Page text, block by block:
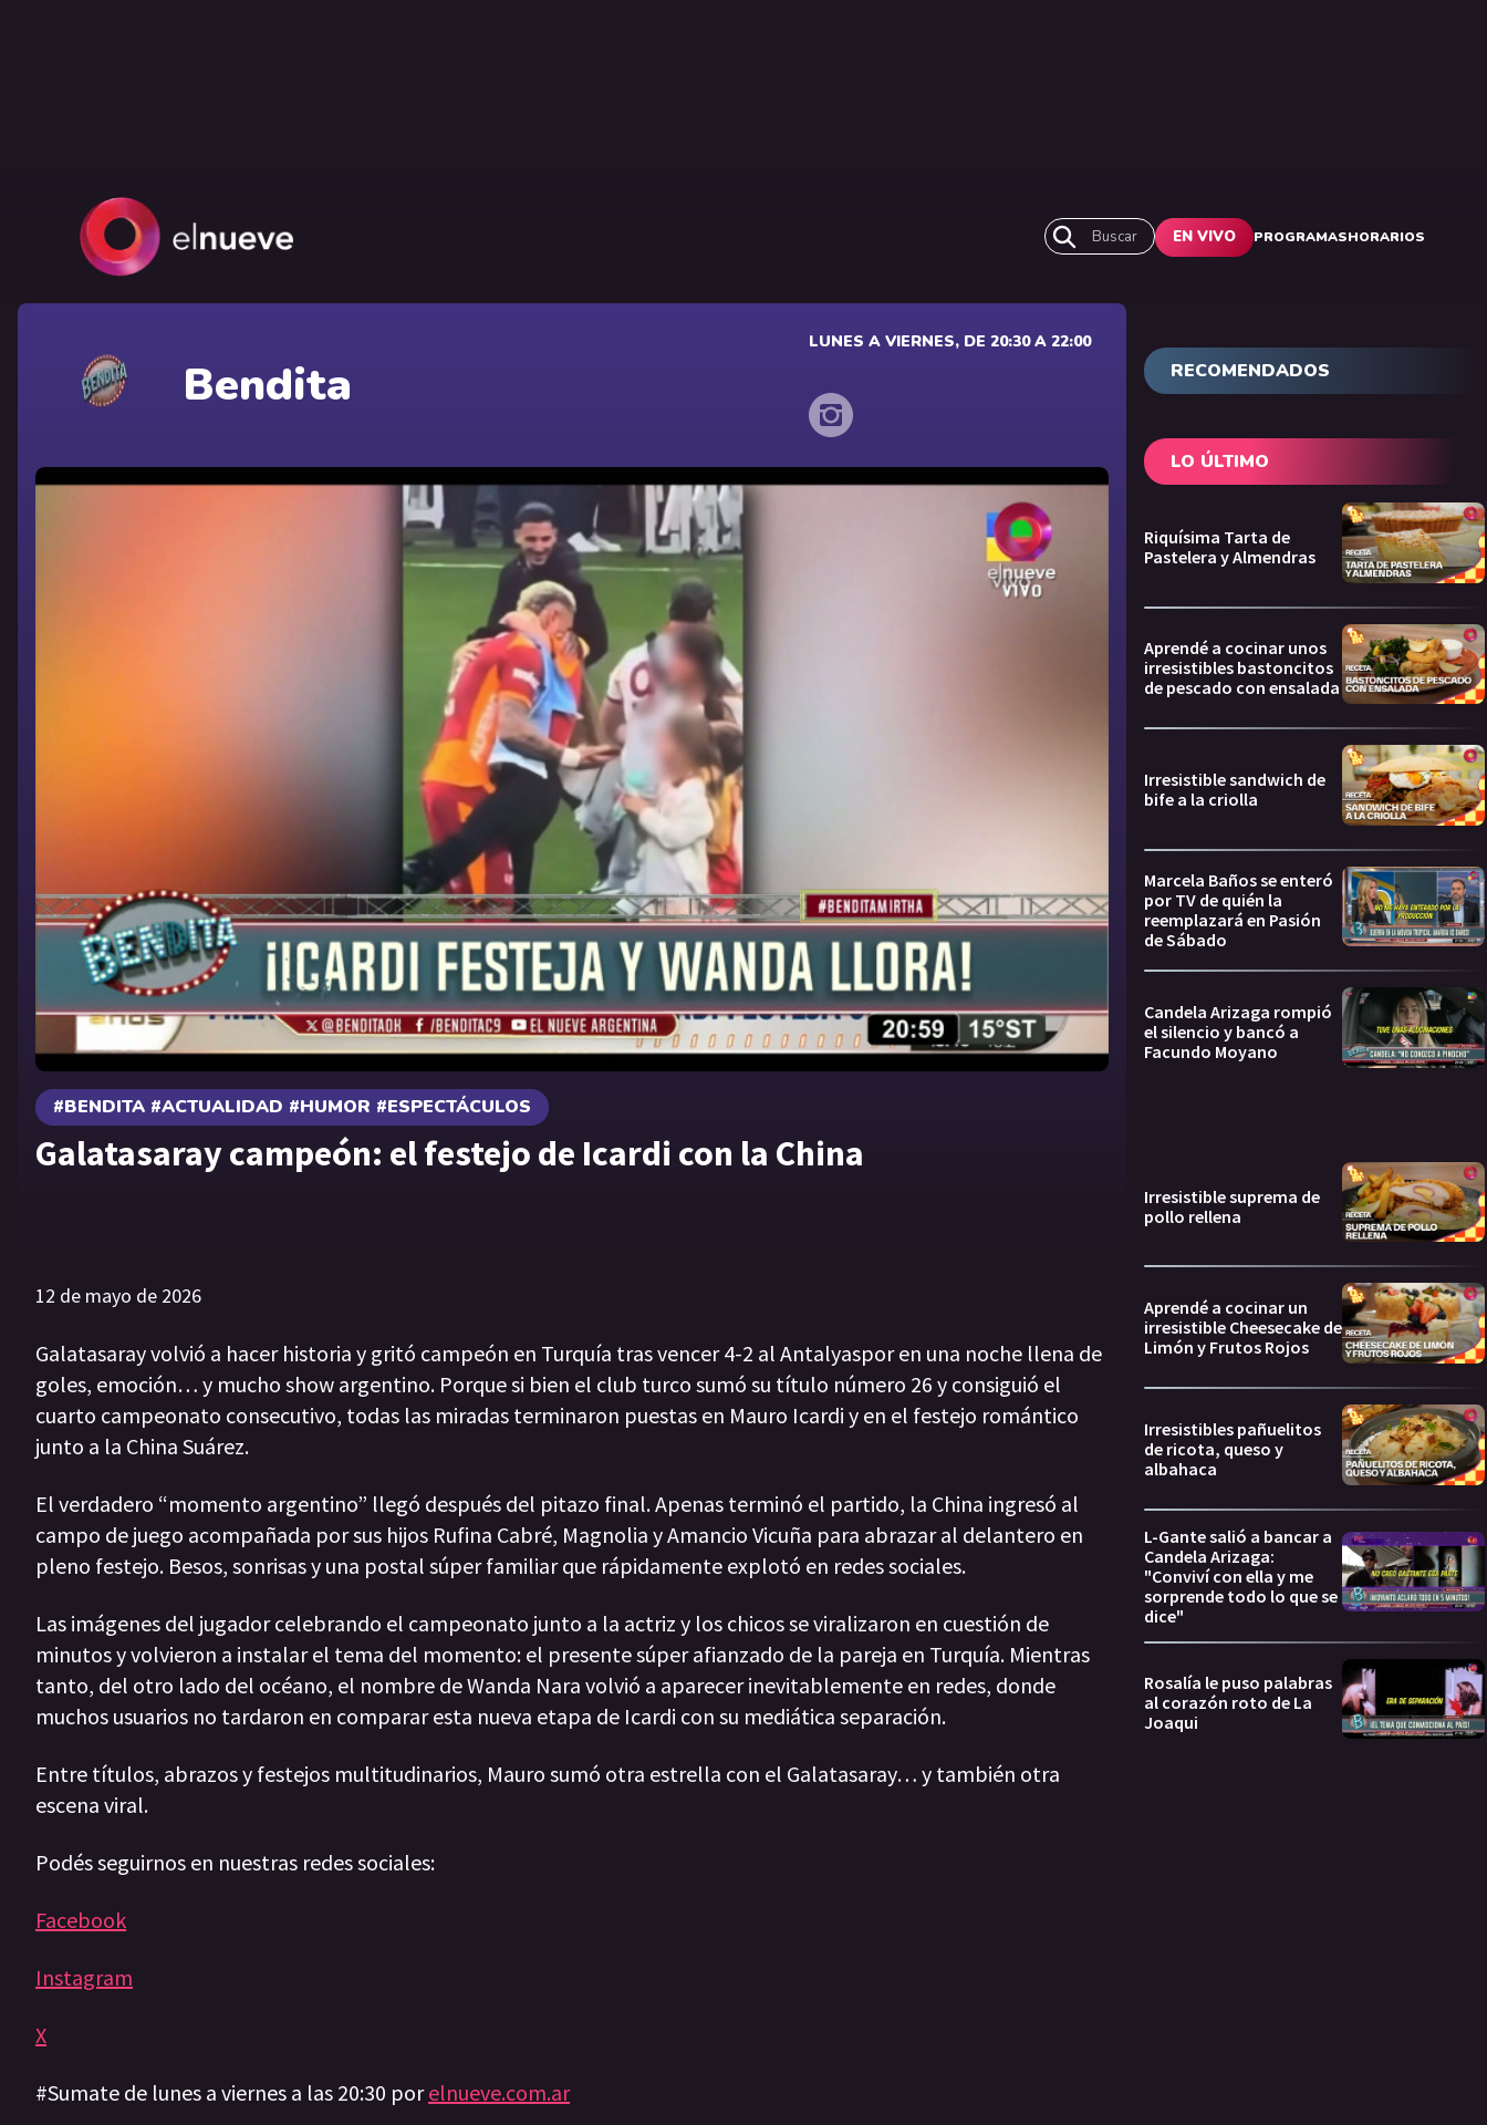
Buscar EN VIVO PROGRAMASHORARIOS
Bendita
LUNES A VIERNES, DE 20:30 A 22:00
#BENDITA #ACTUALIDAD #HUMOR #ESPECTÁCULOS
Galatasaray campeón: el festejo de Icardi con la China
12 de mayo de 2026
Galatasaray volvió a hacer historia y gritó campeón en Turquía tras vencer 4-2 al Antalyaspor en una noche llena de
goles, emoción… y mucho show argentino. Porque si bien el club turco sumó su título número 26 y consiguió el
cuarto campeonato consecutivo, todas las miradas terminaron puestas en Mauro Icardi y en el festejo romántico
junto a la China Suárez.
El verdadero “momento argentino” llegó después del pitazo final. Apenas terminó el partido, la China ingresó al
campo de juego acompañada por sus hijos Rufina Cabré, Magnolia y Amancio Vicuña para abrazar al delantero en
pleno festejo. Besos, sonrisas y una postal súper familiar que rápidamente explotó en redes sociales.
Las imágenes del jugador celebrando el campeonato junto a la actriz y los chicos se viralizaron en cuestión de
minutos y volvieron a instalar el tema del momento: el presente súper afianzado de la pareja en Turquía. Mientras
tanto, del otro lado del océano, el nombre de Wanda Nara volvió a aparecer inevitablemente en redes, donde
muchos usuarios no tardaron en comparar esta nueva etapa de Icardi con su mediática separación.
Entre títulos, abrazos y festejos multitudinarios, Mauro sumó otra estrella con el Galatasaray… y también otra
escena viral.
Podés seguirnos en nuestras redes sociales:
Facebook
Instagram
X
#Sumate de lunes a viernes a las 20:30 porelnueve.com.ar
RECOMENDADOS
LO ÚLTIMO
Riquísima Tarta de
Pastelera y Almendras
Aprendé a cocinar unos
irresistibles bastoncitos
de pescado con ensalada
Irresistible sandwich de
bife a la criolla
Marcela Baños se enteró
por TV de quién la
reemplazará en Pasión
de Sábado
Candela Arizaga rompió
el silencio y bancó a
Facundo Moyano
Irresistible suprema de
pollo rellena
Aprendé a cocinar un
irresistible Cheesecake de
Limón y Frutos Rojos
Irresistibles pañuelitos
de ricota, queso y
albahaca
L-Gante salió a bancar a
Candela Arizaga:
"Conviví con ella y me
sorprende todo lo que se
dice"
Rosalía le puso palabras
al corazón roto de La
Joaqui